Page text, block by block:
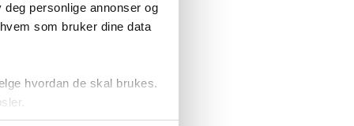
personlige annonser og
som bruker dine data
hvordan de skal brukes.